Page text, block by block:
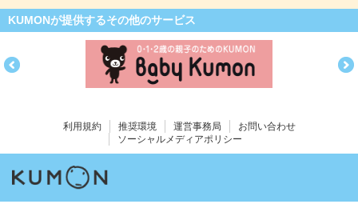
KUMONが提供するその他のサービス
利用規約 推奨環境 運営事務局
お問い合わせ
ソーシャルメディアポリシー